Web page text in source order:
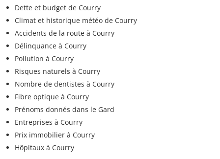
Dette et budget de Courry
Climat et historique météo de Courry
Accidents de la route à Courry
Délinquance à Courry
Pollution à Courry
Risques naturels à Courry
Nombre de dentistes à Courry
Fibre optique à Courry
Prénoms donnés dans le Gard
Entreprises à Courry
Prix immobilier à Courry
Hôpitaux à Courry